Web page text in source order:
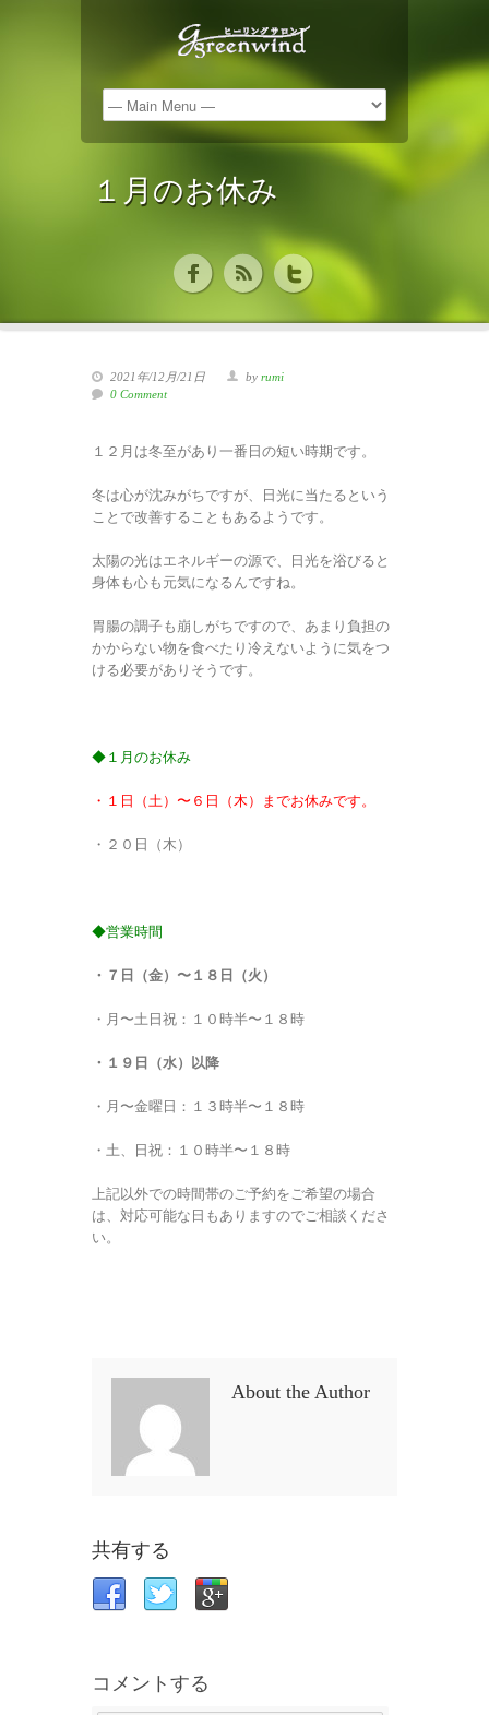
１月のお休み
2021年/12月/21日 by rumi
0 Comment
１２月は冬至があり一番日の短い時期です。
冬は心が沈みがちですが、日光に当たるという
ことで改善することもあるようです。
太陽の光はエネルギーの源で、日光を浴びると
身体も心も元気になるんですね。
胃腸の調子も崩しがちですので、あまり負担の
かからない物を食べたり冷えないように気をつ
ける必要がありそうです。
◆１月のお休み
・１日（土）〜６日（木）までお休みです。
・２０日（木）
◆営業時間
・７日（金）〜１８日（火）
・月〜土日祝：１０時半〜１８時
・１９日（水）以降
・月〜金曜日：１３時半〜１８時
・土、日祝：１０時半〜１８時
上記以外での時間帯のご予約をご希望の場合
は、対応可能な日もありますのでご相談くださ
い。
About the Author
共有する
コメントする